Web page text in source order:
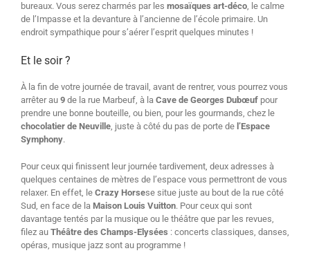
bureaux. Vous serez charmés par les mosaïques art-déco, le calme
de l’Impasse et la devanture à l’ancienne de l’école primaire. Un
endroit sympathique pour s’aérer l’esprit quelques minutes !
Et le soir ?
À la fin de votre journée de travail, avant de rentrer, vous pourrez vous
arrêter au 9 de la rue Marbeuf, à la Cave de Georges Dubœuf pour
prendre une bonne bouteille, ou bien, pour les gourmands, chez le
chocolatier de Neuville, juste à côté du pas de porte de l’Espace
Symphony.
Pour ceux qui finissent leur journée tardivement, deux adresses à
quelques centaines de mètres de l’espace vous permettront de vous
relaxer. En effet, le Crazy Horsese situe juste au bout de la rue côté
Sud, en face de la Maison Louis Vuitton. Pour ceux qui sont
davantage tentés par la musique ou le théâtre que par les revues,
filez au Théâtre des Champs-Elysées : concerts classiques, danses,
opéras, musique jazz sont au programme !